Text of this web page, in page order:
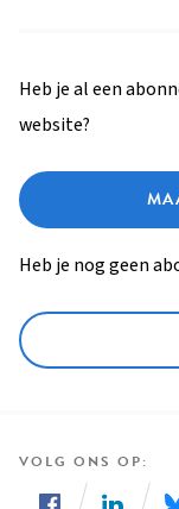
Heb je al een
website?
Heb je nog geen
VOLG ONS OP